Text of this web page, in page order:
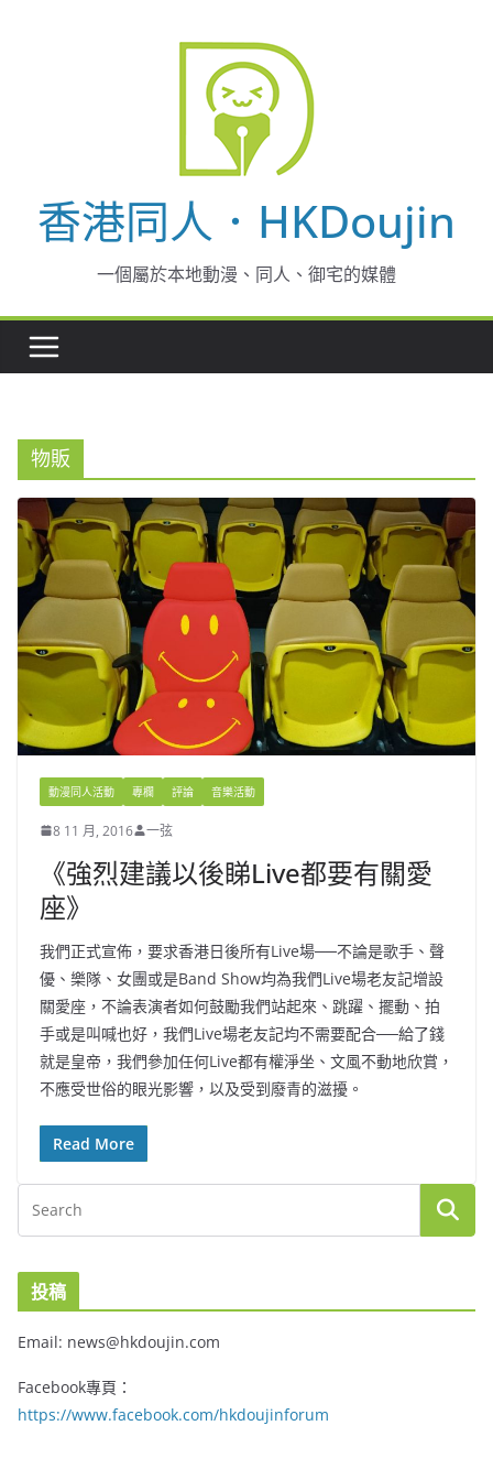
香港同人．HKDoujin
一個屬於本地動漫、同人、御宅的媒體
物販
動漫同人活動 專欄 評論 音樂活動
8 11 月, 2016 一弦
《強烈建議以後睇Live都要有關愛
座》
我們正式宣佈，要求香港日後所有Live場──不論是歌手、聲
優、樂隊、女團或是Band Show均為我們Live場老友記增設
關愛座，不論表演者如何鼓勵我們站起來、跳躍、擺動、拍
手或是叫喊也好，我們Live場老友記均不需要配合──給了錢
就是皇帝，我們參加任何Live都有權淨坐、文風不動地欣賞，
不應受世俗的眼光影響，以及受到廢青的滋擾。
Read More
投稿
Email: news@hkdoujin.com
Facebook專頁：
https://www.facebook.com/hkdoujinforum